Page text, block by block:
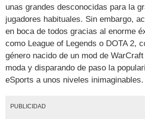
unas grandes desconocidas para la
jugadores habituales. Sin embargo,
en boca de todos gracias al enorme
como League of Legends o DOTA 2,
género nacido de un mod de
moda y disparando de paso la
eSports a unos niveles inimaginables.
PUBLICIDAD